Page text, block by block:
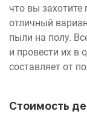
что вы захотите
отличный
пыли на полу.
и провести их в
составляет от
Стоимость